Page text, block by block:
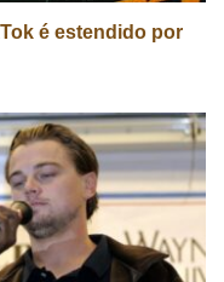
é estendido por